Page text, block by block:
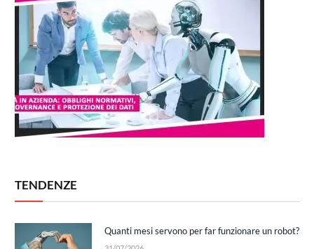
TENDENZE
Quanti mesi servono per far funzionare un robot?